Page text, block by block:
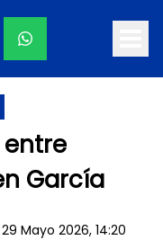
García
29 Mayo 2026, 14:20